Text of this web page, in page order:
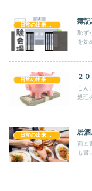
簿記
恥ずか
日常の出来事！！ ２
こんにちは。 大層なタイ
日常の出来事！！ 居
前回書